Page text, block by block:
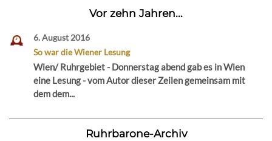
Vor zehn Jahren...
6. August 2016
So war die Wiener Lesung
Wien/ Ruhrgebiet - Donnerstag abend gab es in Wien
eine Lesung - vom Autor dieser Zeilen gemeinsam mit
dem dem...
Ruhrbarone-Archiv